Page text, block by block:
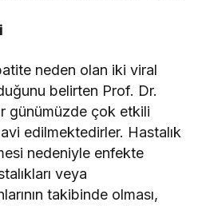
neden olan iki viral
belirten Prof. Dr.
günümüzde çok etkili
edilmektedirler. Hastalık
nedeniyle enfekte
veya
takibinde olması,